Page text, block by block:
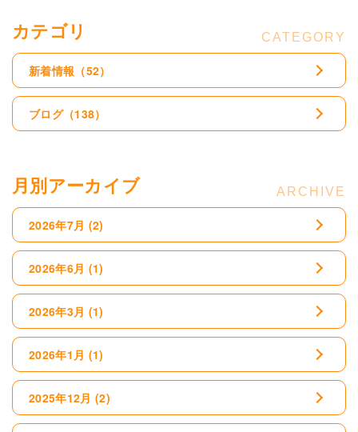
カテゴリ
新着情報 （52）
ブログ（138）
月別アーカイブ
2026年7月 (2)
2026年6月 (1)
2026年3月 (1)
2026年1月 (1)
2025年12月 (2)